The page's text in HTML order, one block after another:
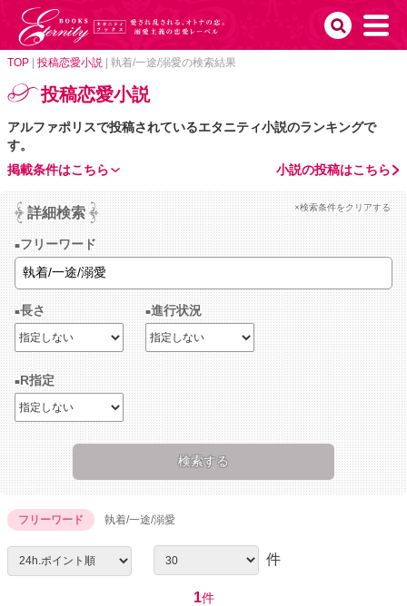
TOP 投稿恋愛小説 執着/一途/溺愛の検索結果
投稿恋愛小説
アルファポリスで投稿されているエタニティ小説のランキングで
す。
小説の投稿はこちら
掲載条件はこちら
詳細検索 ×検索条件をクリアする
フリーワード
長さ 進行状況
R指定
フリーワード 執着/一途/溺愛
件
1件